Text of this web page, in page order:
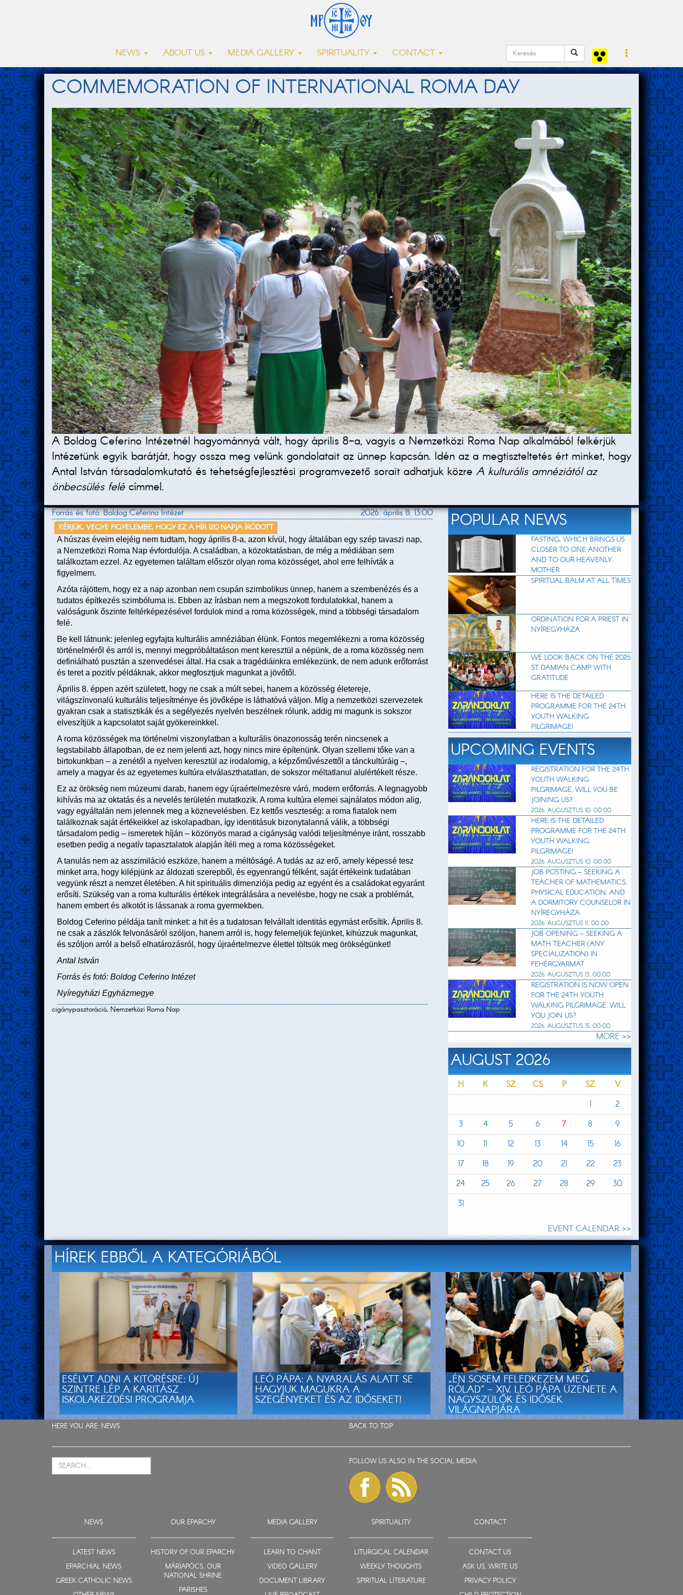
NEWS ABOUT US MEDIA GALLERY SPIRITUALITY CONTACT
COMMEMORATION OF INTERNATIONAL ROMA DAY
A Boldog Ceferino Intézetnél hagyománnyá vált, hogy április 8-a, vagyis a Nemzetközi Roma Nap alkalmából felkérjük
Intézetünk egyik barátját, hogy ossza meg velünk gondolatait az ünnep kapcsán. Idén az a megtiszteltetés ért minket, hogy
Antal István társadalomkutató és tehetségfejlesztési programvezető sorait adhatjuk közre A kulturális amnéziától az
önbecsülés felécímmel.
Forrás és fotó: Boldog Ceferino Intézet 2026. április 8. 13:00
KÉRJÜK, VEGYE FIGYELEMBE, HOGY EZ A HÍR 120 NAPJA ÍRÓDOTT
A húszas éveim elejéig nem tudtam, hogy április 8-a, azon kívül, hogy általában egy szép tavaszi nap,
a Nemzetközi Roma Nap évfordulója. A családban, a közoktatásban, de még a médiában sem
találkoztam ezzel. Az egyetemen találtam először olyan roma közösséget, ahol erre felhívták a
figyelmem.
Azóta rájöttem, hogy ez a nap azonban nem csupán szimbolikus ünnep, hanem a szembenézés és a
tudatos építkezés szimbóluma is. Ebben az írásban nem a megszokott fordulatokkal, hanem a
valóságunk őszinte feltérképezésével fordulok mind a roma közösségek, mind a többségi társadalom
felé.
Be kell látnunk: jelenleg egyfajta kulturális amnéziában élünk. Fontos megemlékezni a roma közösség
történelméről és arról is, mennyi megpróbáltatáson ment keresztül a népünk, de a roma közösség nem
definiálható pusztán a szenvedései által. Ha csak a tragédiáinkra emlékezünk, de nem adunk erőforrást
és teret a pozitív példáknak, akkor megfosztjuk magunkat a jövőtől.
Április 8. éppen azért született, hogy ne csak a múlt sebei, hanem a közösség életereje,
világszínvonalú kulturális teljesítménye és jövőképe is láthatóvá váljon. Míg a nemzetközi szervezetek
gyakran csak a statisztikák és a segélyezés nyelvén beszélnek rólunk, addig mi magunk is sokszor
elveszítjük a kapcsolatot saját gyökereinkkel.
A roma közösségek ma történelmi viszonylatban a kulturális önazonosság terén nincsenek a
legstabilabb állapotban, de ez nem jelenti azt, hogy nincs mire építenünk. Olyan szellemi tőke van a
birtokunkban – a zenétől a nyelven keresztül az irodalomig, a képzőművészettől a tánckultúráig –,
amely a magyar és az egyetemes kultúra elválaszthatatlan, de sokszor méltatlanul alulértékelt része.
Ez az örökség nem múzeumi darab, hanem egy újraértelmezésre váró, modern erőforrás. A legnagyobb
kihívás ma az oktatás és a nevelés területén mutatkozik. A roma kultúra elemei sajnálatos módon alig,
vagy egyáltalán nem jelennek meg a köznevelésben. Ez kettős veszteség: a roma fiatalok nem
találkoznak saját értékeikkel az iskolapadban, így identitásuk bizonytalanná válik, a többségi
társadalom pedig – ismeretek híján – közönyös marad a cigányság valódi teljesítménye iránt, rosszabb
esetben pedig a negatív tapasztalatok alapján ítéli meg a roma közösségeket.
A tanulás nem az asszimiláció eszköze, hanem a méltóságé. A tudás az az erő, amely képessé tesz
minket arra, hogy kilépjünk az áldozati szerepből, és egyenrangú félként, saját értékeink tudatában
vegyünk részt a nemzet életében. A hit spirituális dimenziója pedig az egyént és a családokat egyaránt
erősíti. Szükség van a roma kulturális értékek integrálására a nevelésbe, hogy ne csak a problémát,
hanem embert és alkotót is lássanak a roma gyermekben.
Boldog Ceferino példája tanít minket: a hit és a tudatosan felvállalt identitás egymást erősítik. Április 8.
ne csak a zászlók felvonásáról szóljon, hanem arról is, hogy felemeljük fejünket, kihúzzuk magunkat,
és szóljon arról a belső elhatározásról, hogy újraértelmezve élettel töltsük meg örökségünket!
Antal István
Forrás és fotó: Boldog Ceferino Intézet
Nyíregyházi Egyházmegye
cigánypasztoráció, Nemzetközi Roma Nap
POPULAR NEWS
FASTING, WHICH BRINGS US
CLOSER TO ONE ANOTHER
AND TO OUR HEAVENLY
MOTHER
SPIRITUAL BALM AT ALL TIMES
ORDINATION FOR A PRIEST IN
NYÍREGYHÁZA
WE LOOK BACK ON THE 2026
ST DAMIAN CAMP WITH
GRATITUDE
HERE IS THE DETAILED
PROGRAMME FOR THE 24TH
YOUTH WALKING
PILGRIMAGE!
UPCOMING EVENTS
REGISTRATION FOR THE 24TH
YOUTH WALKING
PILGRIMAGE. WILL YOU BE
JOINING US?
2026. AUGUSZTUS 10. 00:00
HERE IS THE DETAILED
PROGRAMME FOR THE 24TH
YOUTH WALKING
PILGRIMAGE!
2026. AUGUSZTUS 10. 00:00
JOB POSTING – SEEKING A
TEACHER OF MATHEMATICS,
PHYSICAL EDUCATION, AND
A DORMITORY COUNSELOR IN
NYÍREGYHÁZA
2026. AUGUSZTUS 11. 00:00
JOB OPENING – SEEKING A
MATH TEACHER (ANY
SPECIALIZATION) IN
FEHÉRGYARMAT
2026. AUGUSZTUS 13. 00:00
REGISTRATION IS NOW OPEN
FOR THE 24TH YOUTH
WALKING PILGRIMAGE. WILL
YOU JOIN US?
2026. AUGUSZTUS 15. 00:00
MORE >>
AUGUST 2026
H K SZ CS P SZ
V
1
2
3
4 5 6 7 8
9
10
11 12 13 14 15
16
17
18 19 20 21 22
23
24
25 26 27 28 29
30
31
EVENT CALENDAR >>
HÍREK EBBŐL A KATEGÓRIÁBÓL
ESÉLYT ADNI A KITÖRÉSRE: ÚJ
SZINTRE LÉP A KARITÁSZ
ISKOLAKEZDÉSI PROGRAMJA
LEÓ PÁPA: A NYARALÁS ALATT SE
HAGYJUK MAGUKRA A
SZEGÉNYEKET ÉS AZ IDŐSEKET!
„ÉN SOSEM FELEDKEZEM MEG
RÓLAD” – XIV. LEÓ PÁPA ÜZENETE A
NAGYSZÜLŐK ÉS IDŐSEK
VILÁGNAPJÁRA
HERE YOU ARE: NEWS BACK TO TOP
FOLLOW US ALSO IN THE SOCIAL MEDIA:
NEWS
LATEST NEWS
EPARCHIAL NEWS
GREEK CATHOLIC NEWS
OUR EPARCHY
HISTORY OF OUR EPARCHY
MÁRIAPÓCS, OUR
NATIONAL SHRINE
PARISHES
MEDIA GALLERY
LEARN TO CHANT
VIDEO GALLERY
DOCUMENT LIBRARY
SPIRITUALITY
LITURGICAL CALENDAR
WEEKLY THOUGHTS
SPIRITUAL LITERATURE
CONTACT
CONTACT US
ASK US, WRITE US
PRIVACY POLICY